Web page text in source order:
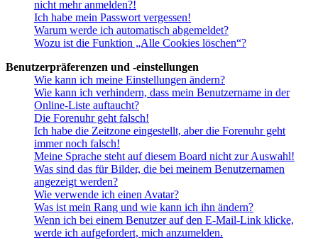
nicht mehr anmelden?!
Ich habe mein Passwort vergessen!
Warum werde ich automatisch abgemeldet?
Wozu ist die Funktion „Alle Cookies löschen“?
Benutzerpräferenzen und -einstellungen
Wie kann ich meine Einstellungen ändern?
Wie kann ich verhindern, dass mein Benutzername in der
Online-Liste auftaucht?
Die Forenuhr geht falsch!
Ich habe die Zeitzone eingestellt, aber die Forenuhr geht
immer noch falsch!
Meine Sprache steht auf diesem Board nicht zur Auswahl!
Was sind das für Bilder, die bei meinem Benutzernamen
angezeigt werden?
Wie verwende ich einen Avatar?
Was ist mein Rang und wie kann ich ihn ändern?
Wenn ich bei einem Benutzer auf den E-Mail-Link klicke,
werde ich aufgefordert, mich anzumelden.